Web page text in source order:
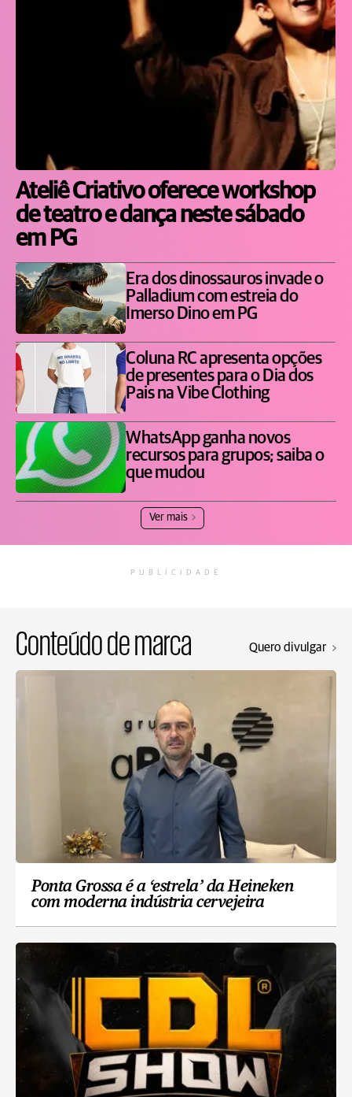
Ateliê Criativo oferece workshop
de teatro e dança neste sábado
em PG
Era dos dinossauros invade o
Palladium com estreia do
Imerso Dino em PG
Coluna RC apresenta opções
de presentes para o Dia dos
Pais na Vibe Clothing
WhatsApp ganha novos
recursos para grupos; saiba o
que mudou
Ver mais
PUBLICIDADE
Conteúdo de marca Quero divulgar
Ponta Grossa é a ‘estrela’ da Heineken
com moderna indústria cervejeira